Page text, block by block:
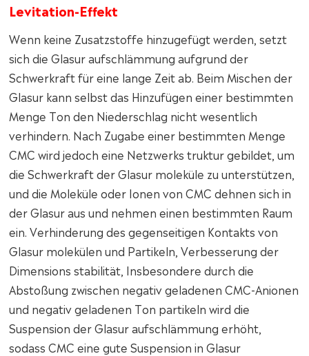
Levitation-Effekt
Wenn keine Zusatzstoffe hinzugefügt werden, setzt
sich die Glasur aufschlämmung aufgrund der
Schwerkraft für eine lange Zeit ab. Beim Mischen der
Glasur kann selbst das Hinzufügen einer bestimmten
Menge Ton den Niederschlag nicht wesentlich
verhindern. Nach Zugabe einer bestimmten Menge
CMC wird jedoch eine Netzwerks truktur gebildet, um
die Schwerkraft der Glasur moleküle zu unterstützen,
und die Moleküle oder Ionen von CMC dehnen sich in
der Glasur aus und nehmen einen bestimmten Raum
ein. Verhinderung des gegenseitigen Kontakts von
Glasur molekülen und Partikeln, Verbesserung der
Dimensions stabilität, Insbesondere durch die
Abstoßung zwischen negativ geladenen CMC-Anionen
und negativ geladenen Ton partikeln wird die
Suspension der Glasur aufschlämmung erhöht,
sodass CMC eine gute Suspension in Glasur